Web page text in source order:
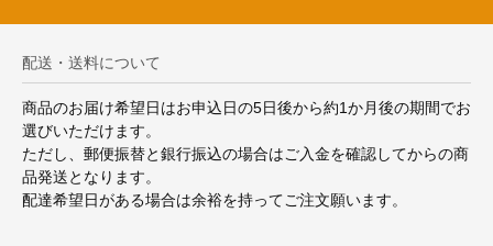
配送・送料について
商品のお届け希望日はお申込日の5日後から約1か月後の期間でお
選びいただけます。
ただし、郵便振替と銀行振込の場合はご入金を確認してからの商
品発送となります。
配達希望日がある場合は余裕を持ってご注文願います。